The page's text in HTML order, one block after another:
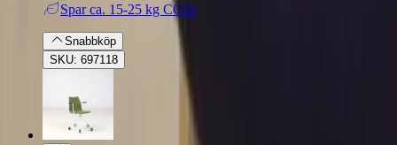
Spar ca. 15-25 kg CO2e
Snabbköp
SKU: 697118